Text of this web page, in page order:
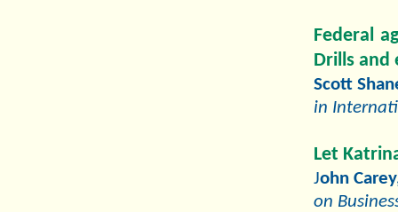
Federal
Drills and
Scott
in
Let
John
on